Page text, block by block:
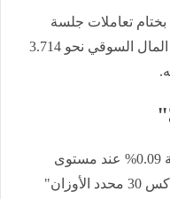
بختام تعاملات جلسة
الأربعاء أول أيام يوليو، وسجل رأس المال السوقي نحو 3.714
وصعد مؤشر "إيجي إكس 30" بنسبة 0.09% عند مستوى
50532 نقطة، وارتفع مؤشر "إيجى إكس 30 محدد الأوزان"